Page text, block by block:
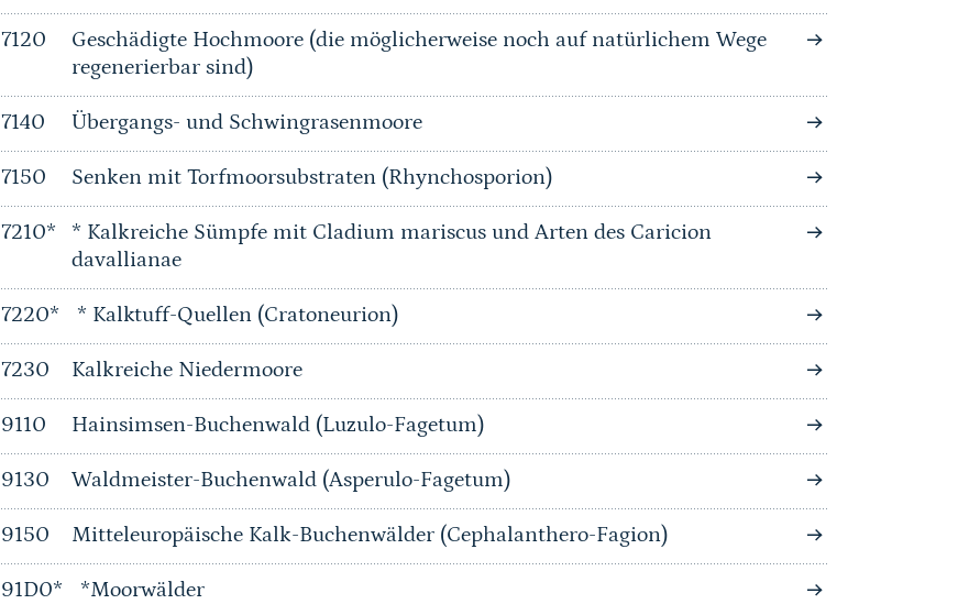
7120
Geschädigte Hochmoore (die möglicherweise noch auf natürlichem Wege
regenerierbar sind)
7140 Übergangs- und Schwingrasenmoore
7150 Senken mit Torfmoorsubstraten (Rhynchosporion)
7210*
* Kalkreiche Sümpfe mit Cladium mariscus und Arten des Caricion
davallianae
7220* * Kalktuff-Quellen (Cratoneurion)
7230 Kalkreiche Niedermoore
9110 Hainsimsen-Buchenwald (Luzulo-Fagetum)
9130 Waldmeister-Buchenwald (Asperulo-Fagetum)
9150 Mitteleuropäische Kalk-Buchenwälder (Cephalanthero-Fagion)
91D0* *Moorwälder